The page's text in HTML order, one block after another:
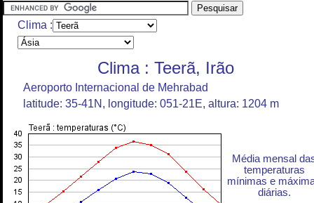
Clima :
Clima : Teerã, Irão
Aeroporto Internacional de Mehrabad
latitude: 35-41N, longitude: 051-21E, altura: 1204 m
Média mensal
temperaturas
mínimas e
diárias.